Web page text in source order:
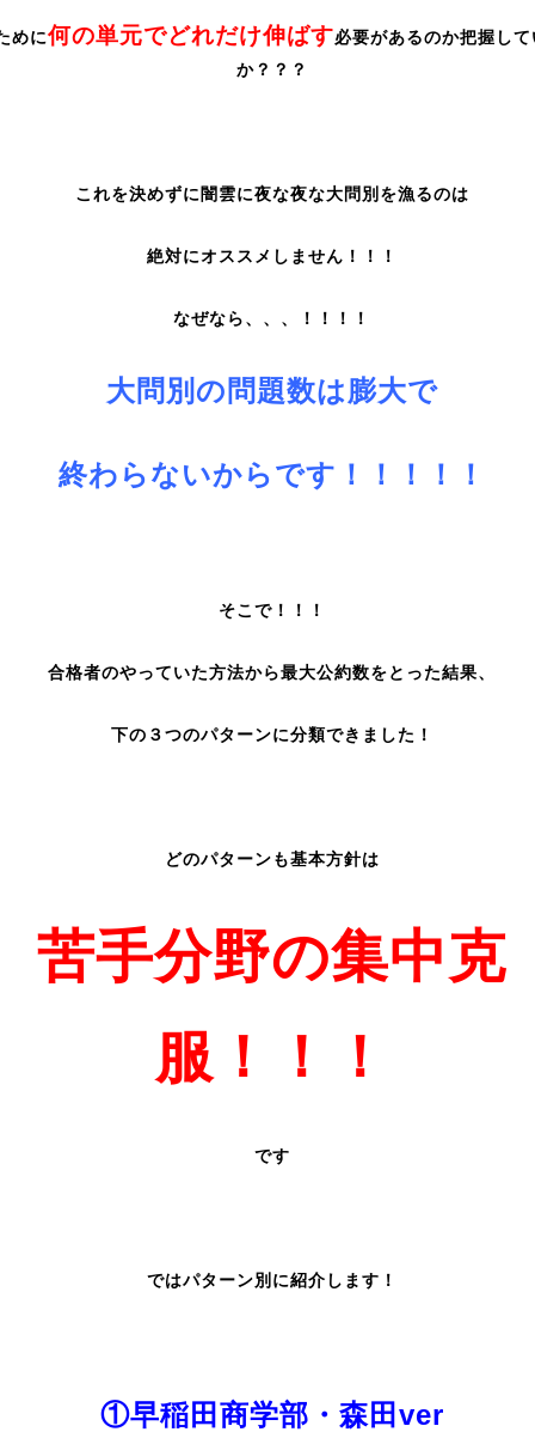
めに何の単元でどれだけ伸ばす必要があるのか把握し
か？？？
これを決めずに闇雲に夜な夜な大問別を漁るのは
絶対にオススメしません！！！
なぜなら、、、！！！！
大問別の問題数は膨大で
終わらないからです！！！！！
そこで！！！
合格者のやっていた方法から最大公約数をとった結果、
下の３つのパターンに分類できました！
どのパターンも基本方針は
苦手分野の集中克
服！！！
です
ではパターン別に紹介します！
①早稲田商学部・森田ver